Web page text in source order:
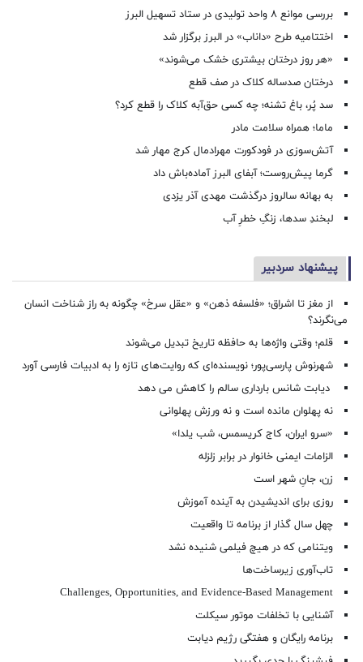
بررسی موانع ۸ واحد تولیدی در ستاد تسهیل البرز
اختتامیه طرح «داناب» در البرز برگزار شد
«هر روز درختان بیشتری خشک می‌شوند»
درختان صدساله کلاک در صف قطع
سد پُر، باغ تشنه؛ چه کسی حق‌آبه کلاک را قطع کرد؟
ماما؛ همراه سلامت مادر
آتش‌سوزی در فودکورت مهرادمال کرج مهار شد
گرما پیش‌روست؛ آبفای البرز آماده‌باش داد
به بهانه سالروز درگذشت مهدی آذر یزدی
لبخندِ سدها، زنگِ خطرِ آب
پیشنهاد سردبیر
از مغز تا اشراق؛ «فلسفه ذهن» و «عقل سرخ» چگونه به راز شناخت انسان
می‌نگرند؟
قلم؛ وقتی واژه‌ها به حافظه تاریخ تبدیل می‌شوند
شهرنوش پارسی‌پور؛ نویسنده‌ای که روایت‌های تازه را به ادبیات فارسی آورد
دیابت شانس بارداری سالم را کاهش می دهد
نه پهلوان مانده است و نه ورزش پهلوانی
«سرو ایران، کاج کریسمس، شب یلدا»
الزامات ایمنی خانوار در برابر زلزله
زن، جانِ شهر است
روزی برای اندیشیدن به آینده آموزش
چهل سال گذار از برنامه تا واقعیت
ویتنامی که در هیچ فیلمی شنیده نشد
تاب‌آوری زیرساخت‌ها
Challenges, Opportunities, and Evidence-Based Management
آشنایی با تخلفات موتور سیکلت
برنامه رایگان و هفتگی رژیم دیابت